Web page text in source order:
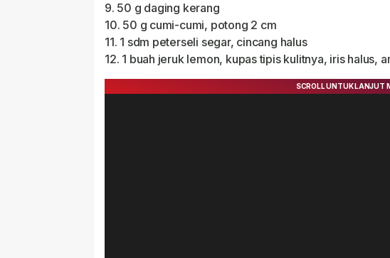
9. 50 g daging kerang
10. 50 g cumi-cumi, potong 2 cm
11. 1 sdm peterseli segar, cincang halus
12. 1 buah jeruk lemon, kupas tipis kulitnya, iris halus,